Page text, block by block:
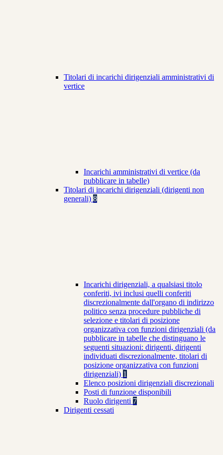
Titolari di incarichi dirigenziali amministrativi di
vertice
Incarichi amministrativi di vertice (da
pubblicare in tabelle)
Titolari di incarichi dirigenziali (dirigenti non
generali) 8
Incarichi dirigenziali, a qualsiasi titolo
conferiti, ivi inclusi quelli conferiti
discrezionalmente dall'organo di indirizzo
politico senza procedure pubbliche di
selezione e titolari di posizione
organizzativa con funzioni dirigenziali (da
pubblicare in tabelle che distinguano le
seguenti situazioni: dirigenti, dirigenti
individuati discrezionalmente, titolari di
posizione organizzativa con funzioni
dirigenziali) 1
Elenco posizioni dirigenziali discrezionali
Posti di funzione disponibili
Ruolo dirigenti 7
Dirigenti cessati